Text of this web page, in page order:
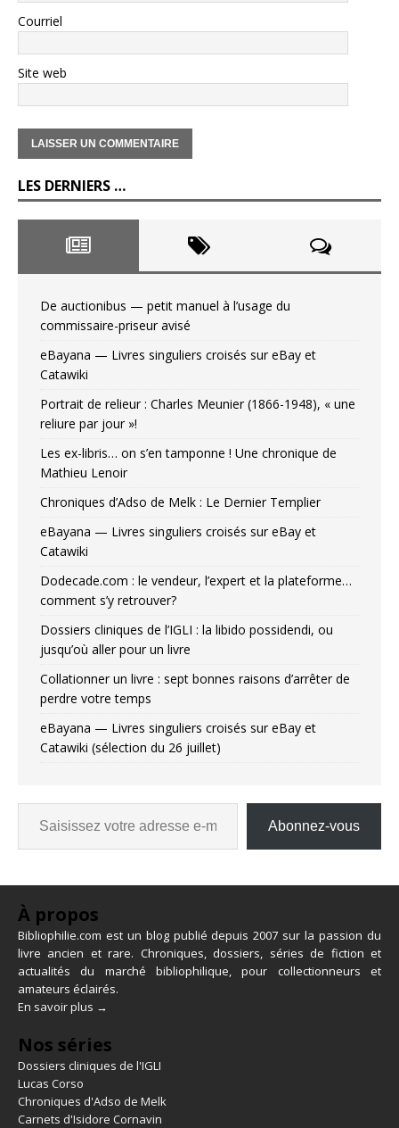
Courriel
Site web
LES DERNIERS …
De auctionibus — petit manuel à l’usage du
commissaire-priseur avisé
eBayana — Livres singuliers croisés sur eBay et
Catawiki
Portrait de relieur : Charles Meunier (1866-1948), « une
reliure par jour »!
Les ex-libris… on s’en tamponne ! Une chronique de
Mathieu Lenoir
Chroniques d’Adso de Melk : Le Dernier Templier
eBayana — Livres singuliers croisés sur eBay et
Catawiki
Dodecade.com : le vendeur, l’expert et la plateforme…
comment s’y retrouver?
Dossiers cliniques de l’IGLI : la libido possidendi, ou
jusqu’où aller pour un livre
Collationner un livre : sept bonnes raisons d’arrêter de
perdre votre temps
eBayana — Livres singuliers croisés sur eBay et
Catawiki (sélection du 26 juillet)
Abonnez-vous
À propos
Bibliophilie.com est un blog publié depuis 2007 sur la passion du
livre ancien et rare. Chroniques, dossiers, séries de fiction et
actualités du marché bibliophilique, pour collectionneurs et
amateurs éclairés.
En savoir plus →
Nos séries
Dossiers cliniques de l'IGLI
Lucas Corso
Chroniques d'Adso de Melk
Carnets d'Isidore Cornavin